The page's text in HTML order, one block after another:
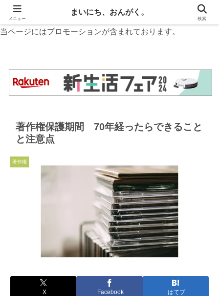
無料楽譜と音楽お役立ち情報
当ページにはプロモーションが含まれております。
著作権保護期間 70年経ったらできること
と注意点
著作権
X Facebook はてブ
メニュー
まいにち、おんがく。
検索